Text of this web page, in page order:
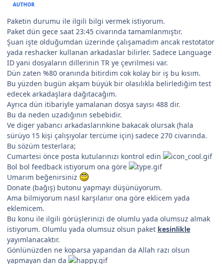
AUTHOR
Paketin durumu ile ilgili bilgi vermek istiyorum.
Paket dün gece saat 23:45 civarında tamamlanmıştır.
Şuan işte olduğumdan üzerinde çalışamadım ancak restotator
yada reshacker kullanan arkadaslar bilirler. Sadece Language
ID yani dosyaların dillerinin TR ye çevrilmesi var.
Dün zaten %80 oranında bitirdim cok kolay bir iş bu kısım.
Bu yüzden bugün akşam büyük bir olasılıkla belirlediğim test
edecek arkadaşlara dağıtacağım.
Ayrıca dün itibariyle yamalanan dosya sayısı 488 dir.
Bu da neden uzadığının sebebidir.
Ve diger yabancı arkadaslarınkine bakacak olursak (hala
sürüyo 15 kişi çalışıyolar tercüme için) sadece 270 civarında.
Bu sözüm testerlara;
Cumartesi önce posta kutularınızı kontrol edin
Bol bol feedback istiyorum ona göre
Umarım beğenirsiniz
Donate (bağış) butonu yapmayı düşünüyorum.
Ama bilmiyorum nasıl karşılanır ona göre eklicem yada
eklemicem.
Bu konu ile ilgili görüşlerinizi de olumlu yada olumsuz almak
istiyorum. Olumlu yada olumsuz olsun paket kesinlikle
yayımlanacaktır.
Gönlünüzden ne koparsa yapandan da Allah razı olsun
yapmayan dan da